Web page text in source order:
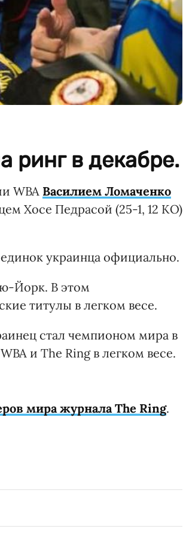
ринг в декабре.
WBA Василием Ломаченко
Хосе Педрасой (25-1, 12 КО)
украинца официально.
Йорк. В этом
титулы в легком весе.
стал чемпионом мира в
и The Ring в легком весе.
мира журнала The Ring.